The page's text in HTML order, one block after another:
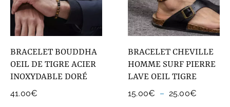
COLLECTIONS DE BIJOUX
Idées Cadeaux
NOUVEAUTES
BRACELET BOUDDHA
OEIL DE TIGRE ACIER
INOXYDABLE DORÉ
41.00€
BRACELET CHEVILLE
HOMME SURF PIERRE
LAVE OEIL TIGRE
15.00€ – 25.00€